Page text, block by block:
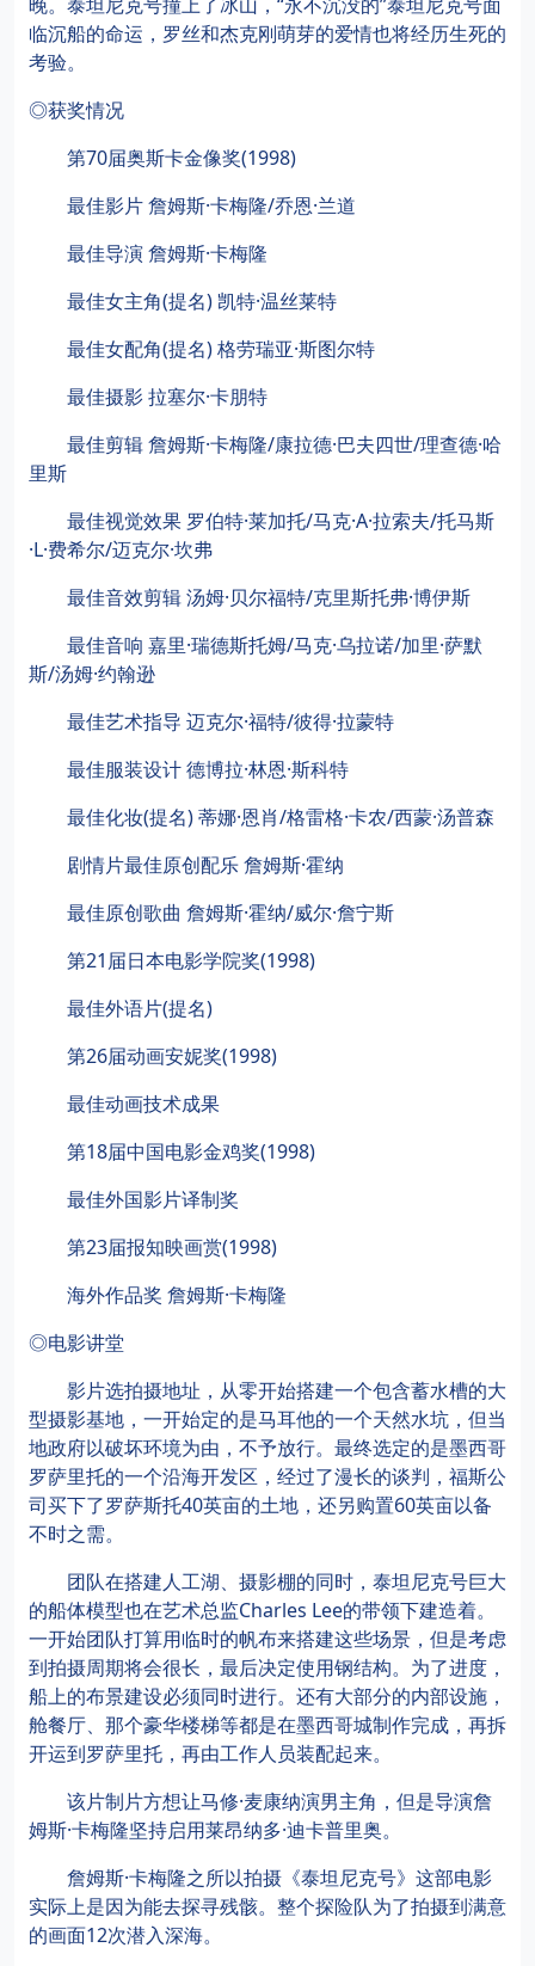
临沉船的命运，罗丝和杰克刚萌芽的爱情也将经历生死的
考验。
◎获奖情况
第70届奥斯卡金像奖(1998)
最佳影片 詹姆斯·卡梅隆/乔恩·兰道
最佳导演 詹姆斯·卡梅隆
最佳女主角(提名) 凯特·温丝莱特
最佳女配角(提名) 格劳瑞亚·斯图尔特
最佳摄影 拉塞尔·卡朋特
最佳剪辑 詹姆斯·卡梅隆/康拉德·巴夫四世/理查德·哈
里斯
最佳视觉效果 罗伯特·莱加托/马克·A·拉索夫/托马斯
·L·费希尔/迈克尔·坎弗
最佳音效剪辑 汤姆·贝尔福特/克里斯托弗·博伊斯
最佳音响 嘉里·瑞德斯托姆/马克·乌拉诺/加里·萨默
斯/汤姆·约翰逊
最佳艺术指导 迈克尔·福特/彼得·拉蒙特
最佳服装设计 德博拉·林恩·斯科特
最佳化妆(提名) 蒂娜·恩肖/格雷格·卡农/西蒙·汤普森
剧情片最佳原创配乐 詹姆斯·霍纳
最佳原创歌曲 詹姆斯·霍纳/威尔·詹宁斯
第21届日本电影学院奖(1998)
最佳外语片(提名)
第26届动画安妮奖(1998)
最佳动画技术成果
第18届中国电影金鸡奖(1998)
最佳外国影片译制奖
第23届报知映画赏(1998)
海外作品奖 詹姆斯·卡梅隆
◎电影讲堂
影片选拍摄地址，从零开始搭建一个包含蓄水槽的大
型摄影基地，一开始定的是马耳他的一个天然水坑，但当
地政府以破坏环境为由，不予放行。最终选定的是墨西哥
罗萨里托的一个沿海开发区，经过了漫长的谈判，福斯公
司买下了罗萨斯托40英亩的土地，还另购置60英亩以备
不时之需。
团队在搭建人工湖、摄影棚的同时，泰坦尼克号巨大
的船体模型也在艺术总监Charles Lee的带领下建造着。
一开始团队打算用临时的帆布来搭建这些场景，但是考虑
到拍摄周期将会很长，最后决定使用钢结构。为了进度，
船上的布景建设必须同时进行。还有大部分的内部设施，
舱餐厅、那个豪华楼梯等都是在墨西哥城制作完成，再拆
开运到罗萨里托，再由工作人员装配起来。
该片制片方想让马修·麦康纳演男主角，但是导演詹
姆斯·卡梅隆坚持启用莱昂纳多·迪卡普里奥。
詹姆斯·卡梅隆之所以拍摄《泰坦尼克号》这部电影
实际上是因为能去探寻残骸。整个探险队为了拍摄到满意
的画面12次潜入深海。